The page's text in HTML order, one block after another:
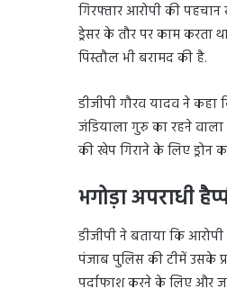
गिरफ्तार आरोपी की
ड्रेसर के तौर पर काम
पिस्तौल भी बरामद की है.
डीजीपी गौरव यादव ने कहा
जंडियाला गुरु का रहने
की खेप गिराने के लिए ड्रोन
भगोड़ा अपराधी
डीजीपी ने बताया कि
पंजाब पुलिस की टीमें उसके
पर्दाफाश करने के लिए और